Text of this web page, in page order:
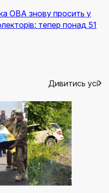
ОВА знову просить у
тепер понад 51
Дивитись усі